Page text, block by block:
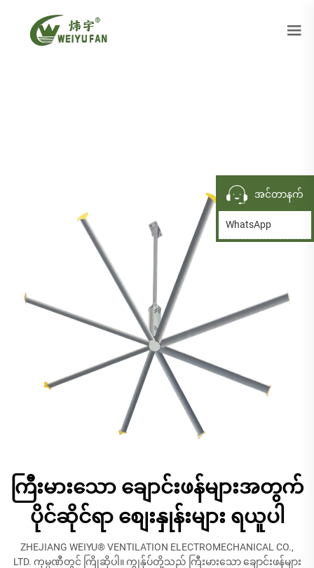
ကြီးမားသော ချောင်းဖန်များအတွက်
ပိုင်ဆိုင်ရာ စျေးနှုန်းများ ရယူပါ
ZHEJIANG WEIYU® VENTILATION ELECTROMECHANICAL CO.,
LTD. ကုမ္ပဏီတွင် ကြိုဆိုပါ။ ကျွန်ုပ်တို့သည် ကြီးမားသော ချောင်းဖန်များ
အင်တာနက်
WhatsApp